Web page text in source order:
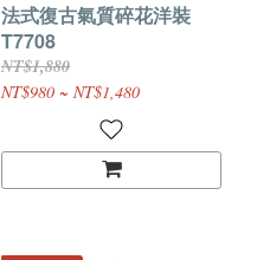
法式復古氣質碎花洋裝
T7708
NT$1,880
NT$980 ~ NT$1,480